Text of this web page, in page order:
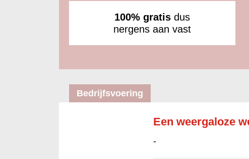
100% gratis dus
nergens aan vast
Bedrijfsvoering
Een weergaloze
-